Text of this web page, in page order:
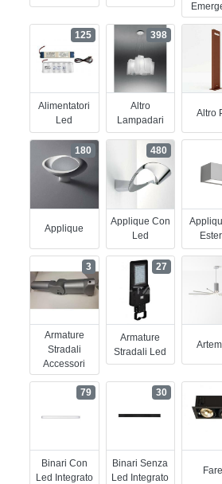
Alimentatori
Led
125
Altro
Lampadari
398
Altro
Applique
180
Applique Con
Led
480
Armature
Stradali
Accessori
3
Armature
Stradali Led
27
Binari Con
Led Integrato
79
Binari Senza
Led Integrato
30